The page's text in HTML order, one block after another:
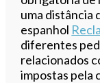
uma distância
espanhol
diferentes
relacionados
impostas pela